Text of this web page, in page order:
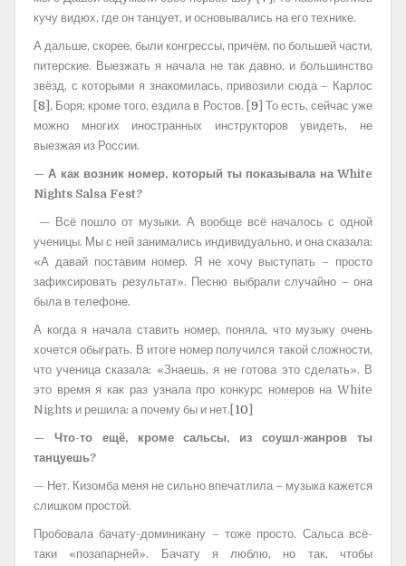
кучу видюх, где он танцует, и основывались на его технике.
А дальше, скорее, были конгрессы, причём, по большей части,
питерские. Выезжать я начала не так давно, и большинство
звёзд, с которыми я знакомилась, привозили сюда – Карлос
8 ], Боря; кроме того, ездила в Ростов. [ 9 ] То есть, сейчас уже
можно многих иностранных инструкторов увидеть, не
выезжая из России.
— А как возник номер, который ты показывала на White
Nights Salsa Fest?
— Всё пошло от музыки. А вообще всё началось с одной
ученицы. Мы с ней занимались индивидуально, и она сказала:
«А давай поставим номер. Я не хочу выступать – просто
зафиксировать результат». Песню выбрали случайно – она
была в телефоне.
А когда я начала ставить номер, поняла, что музыку очень
хочется обыграть. В итоге номер получился такой сложности,
что ученица сказала: «Знаешь, я не готова это сделать». В
это время я как раз узнала про конкурс номеров на White
Nights и решила: а почему бы и нет.[ 10
— Что-то ещё, кроме сальсы, из соушл-жанров ты
танцуешь?
— Нет. Кизомба меня не сильно впечатлила – музыка кажется
слишком простой.
Пробовала бачату-доминикану – тоже просто. Сальса всё-
таки «позапарней». Бачату я люблю, но так, чтобы